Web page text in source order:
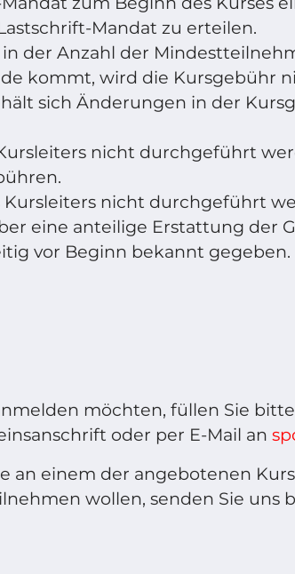
Mandat zu erteilen.
der Anzahl der
kommt, wird die Kursgebühr
sich Änderungen in der
nicht durchgeführt
nicht durchgeführt
eine anteilige Erstattung der
vor Beginn bekannt gegeben.
möchten, füllen Sie
oder per E-Mail an
an einem der angebotenen
wollen, senden Sie uns